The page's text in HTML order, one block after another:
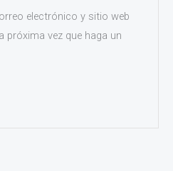
electrónico y sitio web
próxima vez que haga un